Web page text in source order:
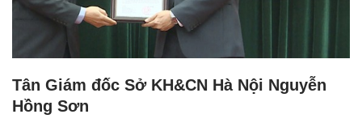
Tân Giám đốc Sở KH&CN Hà Nội Nguyễn
Hồng Sơn